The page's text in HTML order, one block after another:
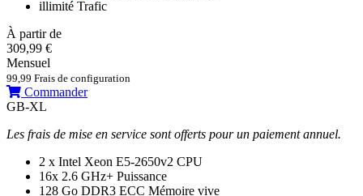
illimité Trafic
À partir de
309,99 €
Mensuel
99,99 Frais de configuration
Commander
GB-XL
Les frais de mise en service sont offerts pour un paiement annuel.
2 x Intel Xeon E5-2650v2 CPU
16x 2.6 GHz+ Puissance
128 Go DDR3 ECC Mémoire vive